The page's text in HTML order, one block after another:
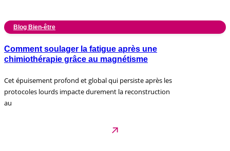
Blog Bien-être
Comment soulager la fatigue après une
chimiothérapie grâce au magnétisme
Cet épuisement profond et global qui persiste après les
protocoles lourds impacte durement la reconstruction
au